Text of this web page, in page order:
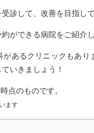
診して、改善を目指し
ができる病院をご紹介し
があるクリニックもあり
いきましょう！
点のものです。
ます